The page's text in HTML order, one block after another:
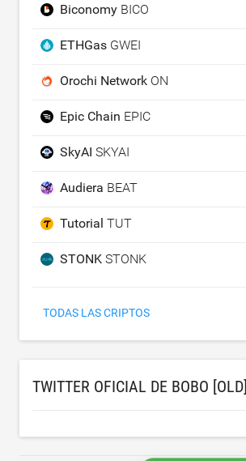
Biconomy BICO
ETHGas GWEI
Orochi Network ON
Epic Chain EPIC
SkyAI SKYAI
Audiera BEAT
Tutorial TUT
STONK STONK
TODAS LAS CRIPTOS
TWITTER OFICIAL DE BOBO [OLD]